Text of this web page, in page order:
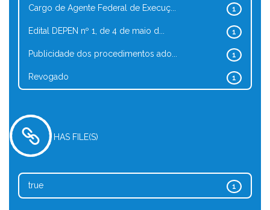
1
Cargo de Agente Federal de Execuç...
1
Edital DEPEN nº 1, de 4 de maio d...
1
Publicidade dos procedimentos ado...
1
Revogado
HAS FILE(S)
1
true